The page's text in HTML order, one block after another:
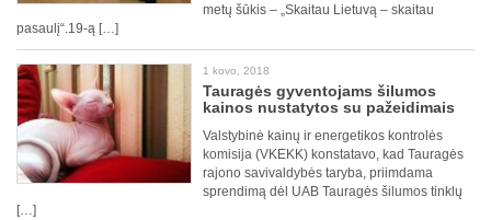
metų šūkis – „Skaitau Lietuvą – skaitau
pasaulį“.19-ą […]
1 kovo, 2018
Tauragės gyventojams šilumos
kainos nustatytos su pažeidimais
Valstybinė kainų ir energetikos kontrolės
komisija (VKEKK) konstatavo, kad Tauragės
rajono savivaldybės taryba, priimdama
sprendimą dėl UAB Tauragės šilumos tinklų
[…]